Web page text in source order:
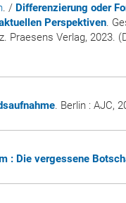
. / Differenzierung oder
Perspektiven.
Verlag, 2023.
. Berlin : AJC,
: Die vergessene